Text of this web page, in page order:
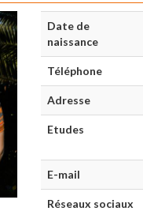
Date de
naissance
Téléphone
Adresse
Etudes
E-mail
Réseaux sociaux